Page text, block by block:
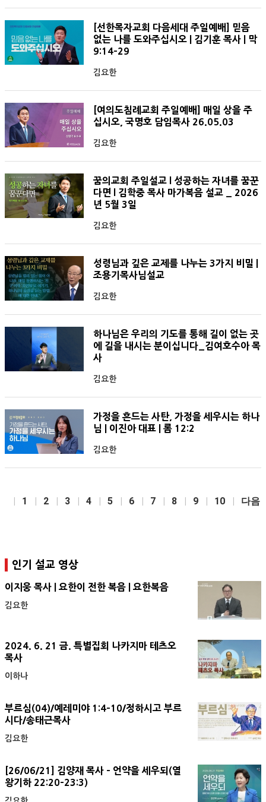
[선한목자교회 다음세대 주일예배] 믿음
없는 나를 도와주십시오 | 김기훈 목사 | 막
9:14-29
김요한
[여의도침례교회 주일예배] 매일 상을 주
십시오, 국명호 담임목사 26.05.03
김요한
꿈의교회 주일설교 l 성공하는 자녀를 꿈꾼
다면 l 김학중 목사 마가복음 설교 _ 2026
년 5월 3일
김요한
성령님과 깊은 교제를 나누는 3가지 비밀 |
조용기목사님설교
김요한
하나님은 우리의 기도를 통해 길이 없는 곳
에 길을 내시는 분이십니다_김여호수아 목
사
김요한
가정을 흔드는 사탄, 가정을 세우시는 하나
님 | 이진아 대표 | 롬 12:2
김요한
1 2 3 4 5 6 7 8 9 10 다음
인기 설교 영상
이지웅 목사 | 요한이 전한 복음 | 요한복음
김요한
2024. 6. 21 금. 특별집회 나카지마 테츠오
목사
이하나
부르심(04)/예레미야 1:4-10/정하시고 부르
시다/송태근목사
김요한
[26/06/21] 김양재 목사 - 언약을 세우되(열
왕기하 22:20-23:3)